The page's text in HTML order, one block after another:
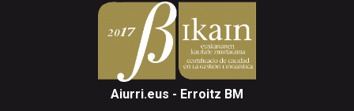
Aiurri.eus - Erroitz BM